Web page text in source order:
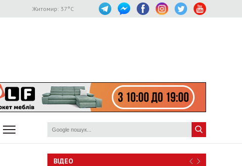
Житомир: 37°C
ВІДЕО